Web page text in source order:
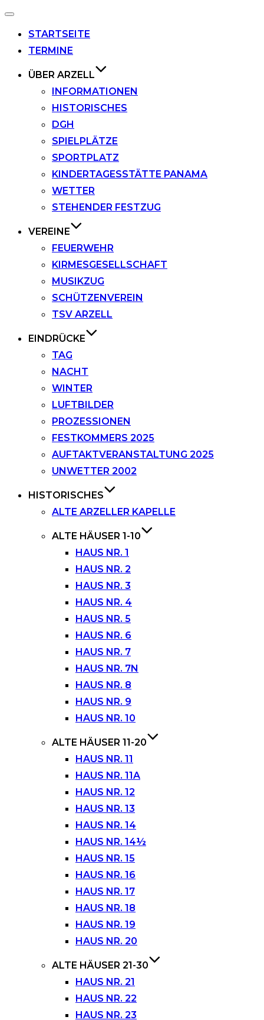
Navigation
STARTSEITE
TERMINE
ÜBER ARZELL
INFORMATIONEN
HISTORISCHES
DGH
SPIELPLÄTZE
SPORTPLATZ
KINDERTAGESSTÄTTE PANAMA
WETTER
STEHENDER FESTZUG
VEREINE
FEUERWEHR
KIRMESGESELLSCHAFT
MUSIKZUG
SCHÜTZENVEREIN
TSV ARZELL
EINDRÜCKE
TAG
NACHT
WINTER
LUFTBILDER
PROZESSIONEN
FESTKOMMERS 2025
AUFTAKTVERANSTALTUNG 2025
UNWETTER 2002
HISTORISCHES
ALTE ARZELLER KAPELLE
ALTE HÄUSER 1-10
HAUS NR. 1
HAUS NR. 2
HAUS NR. 3
HAUS NR. 4
HAUS NR. 5
HAUS NR. 6
HAUS NR. 7
HAUS NR. 7N
HAUS NR. 8
HAUS NR. 9
HAUS NR. 10
ALTE HÄUSER 11-20
HAUS NR. 11
HAUS NR. 11A
HAUS NR. 12
HAUS NR. 13
HAUS NR. 14
HAUS NR. 14½
HAUS NR. 15
HAUS NR. 16
HAUS NR. 17
HAUS NR. 18
HAUS NR. 19
HAUS NR. 20
ALTE HÄUSER 21-30
HAUS NR. 21
HAUS NR. 22
HAUS NR. 23